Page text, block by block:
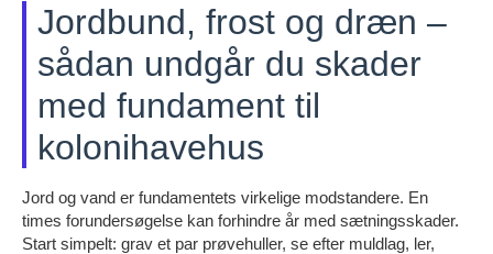
Jordbund, frost og dræn –
sådan undgår du skader
med fundament til
kolonihavehus
Jord og vand er fundamentets virkelige modstandere. En
times forundersøgelse kan forhindre år med sætningsskader.
Start simpelt: grav et par prøvehuller, se efter muldlag, ler,